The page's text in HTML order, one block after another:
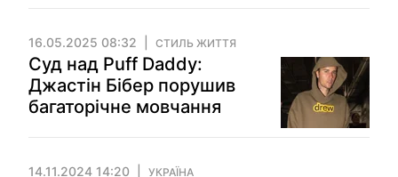
16.05.2025 08:32 СТИЛЬ ЖИТТЯ
Суд над Puff Daddy:
Джастін Бібер порушив
багаторічне мовчання
14.11.2024 14:20 УКРАЇНА